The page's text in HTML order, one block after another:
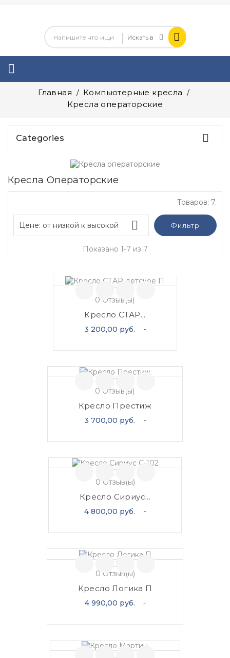

Главная
Компьютерные кресла
Кресла операторские
Categories 
Кресла Операторские
Товаров: 7.
Цене: от низкой к высокой  Фильтр
Показано 1-7 из 7
0 Отзыв(ы)
Кресло СТАР...
3 200,00 руб. Цена
0 Отзыв(ы)
Кресло Престиж
3 700,00 руб. Цена
0 Отзыв(ы)
Кресло Сириус...
4 800,00 руб. Цена
0 Отзыв(ы)
Кресло Логика П
4 990,00 руб. Цена